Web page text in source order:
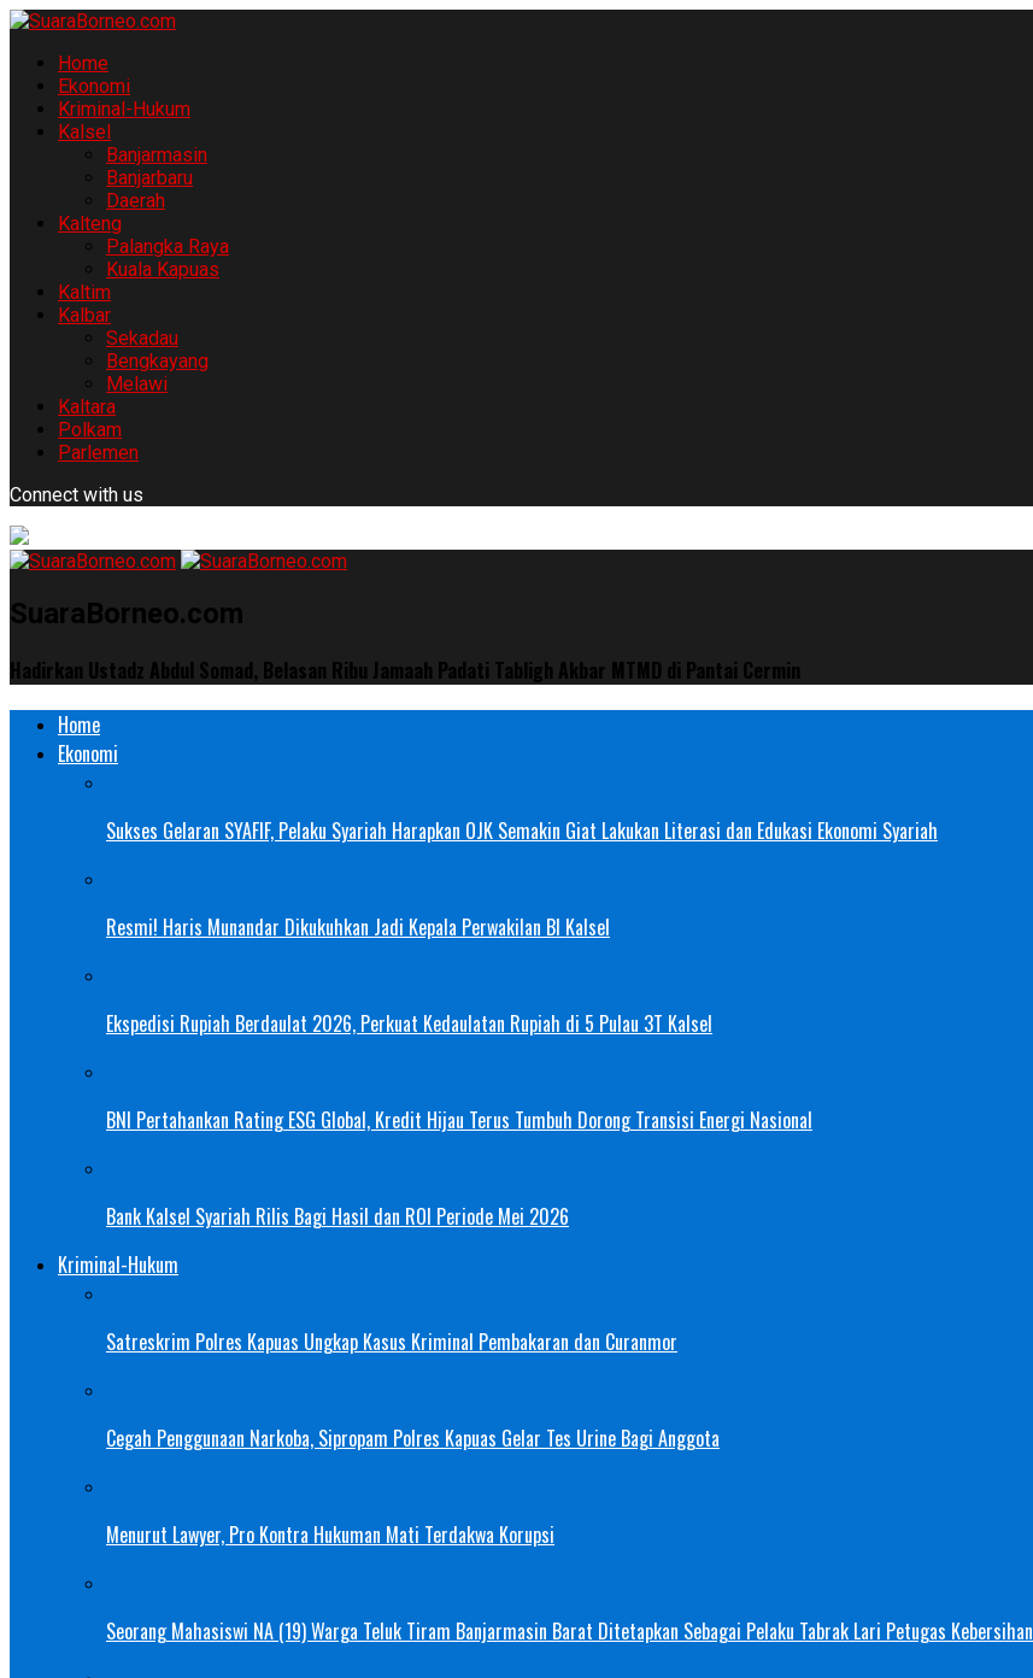
Home
Ekonomi
Kriminal-Hukum
Kalsel
Banjarmasin
Banjarbaru
Daerah
Kalteng
Palangka Raya
Kuala Kapuas
Kaltim
Kalbar
Sekadau
Bengkayang
Melawi
Kaltara
Polkam
Parlemen
Connect with us
SuaraBorneo.com
Hadirkan Ustadz Abdul Somad, Belasan Ribu Jamaah Padati Tabligh Akbar MTMD di Pantai Cermin
Home
Ekonomi
Sukses Gelaran SYAFIF, Pelaku Syariah Harapkan OJK Semakin Giat Lakukan Literasi dan Edukasi Ekonomi Syariah
Resmi! Haris Munandar Dikukuhkan Jadi Kepala Perwakilan BI Kalsel
Ekspedisi Rupiah Berdaulat 2026, Perkuat Kedaulatan Rupiah di 5 Pulau 3T Kalsel
BNI Pertahankan Rating ESG Global, Kredit Hijau Terus Tumbuh Dorong Transisi Energi Nasional
Bank Kalsel Syariah Rilis Bagi Hasil dan ROI Periode Mei 2026
Kriminal-Hukum
Satreskrim Polres Kapuas Ungkap Kasus Kriminal Pembakaran dan Curanmor
Cegah Penggunaan Narkoba, Sipropam Polres Kapuas Gelar Tes Urine Bagi Anggota
Menurut Lawyer, Pro Kontra Hukuman Mati Terdakwa Korupsi
Seorang Mahasiswi NA (19) Warga Teluk Tiram Banjarmasin Barat Ditetapkan Sebagai Pelaku Tabrak Lari Petugas Kebersihan